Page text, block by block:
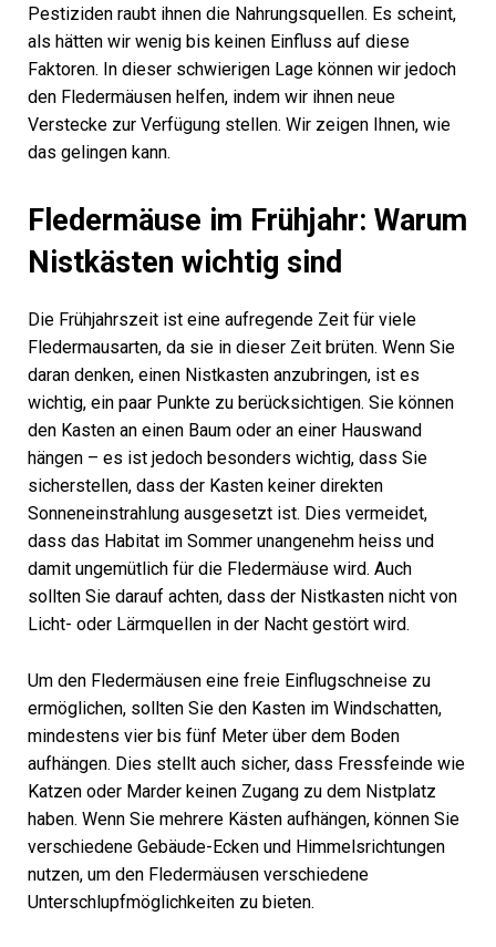
Pestiziden raubt ihnen die Nahrungsquellen. Es scheint,
als hätten wir wenig bis keinen Einfluss auf diese
Faktoren. In dieser schwierigen Lage können wir jedoch
den Fledermäusen helfen, indem wir ihnen neue
Verstecke zur Verfügung stellen. Wir zeigen Ihnen, wie
das gelingen kann.
Fledermäuse im Frühjahr: Warum
Nistkästen wichtig sind
Die Frühjahrszeit ist eine aufregende Zeit für viele
Fledermausarten, da sie in dieser Zeit brüten. Wenn Sie
daran denken, einen Nistkasten anzubringen, ist es
wichtig, ein paar Punkte zu berücksichtigen. Sie können
den Kasten an einen Baum oder an einer Hauswand
hängen – es ist jedoch besonders wichtig, dass Sie
sicherstellen, dass der Kasten keiner direkten
Sonneneinstrahlung ausgesetzt ist. Dies vermeidet,
dass das Habitat im Sommer unangenehm heiss und
damit ungemütlich für die Fledermäuse wird. Auch
sollten Sie darauf achten, dass der Nistkasten nicht von
Licht- oder Lärmquellen in der Nacht gestört wird.
Um den Fledermäusen eine freie Einflugschneise zu
ermöglichen, sollten Sie den Kasten im Windschatten,
mindestens vier bis fünf Meter über dem Boden
aufhängen. Dies stellt auch sicher, dass Fressfeinde wie
Katzen oder Marder keinen Zugang zu dem Nistplatz
haben. Wenn Sie mehrere Kästen aufhängen, können Sie
verschiedene Gebäude-Ecken und Himmelsrichtungen
nutzen, um den Fledermäusen verschiedene
Unterschlupfmöglichkeiten zu bieten.